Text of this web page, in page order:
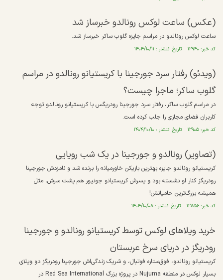
(عکس) ساعت لوکس رونالدو خبرساز شد
ساعت لوکس رونالدو در مراسم جایزه گلوب ساکر خبرساز شد.
کد خبر: ۱۲۹۴۰ تاریخ انتشار : ۱۴۰۴/۱۰/۱۱
(ویدئو) رفتار سرد جورجینا با کریستیانو رونالدو در مراسم
گلوب ساکر؛ ماجرا چیست؟
در مراسم گلوب ساکر، رفتار سرد جورجینا رودریگس با کریستیانو رونالدو توجه
کاربران فضای مجازی را جلب کرده است.
کد خبر: ۱۲۹۰۵ تاریخ انتشار : ۱۴۰۴/۱۰/۱۰
(تصاویر) رونالدو و جورجینا در یک شب رویایی
کریستیانو رونالدو جایزه بهترین بازیکن خاورمیانه را برنده شد و نامزدش جورجینا
رودریگز کنار او نشسته بود و پسرش کریستیانو جونیور هم پشت سرش، مثل
همیشه بزرگ‌ترین حامیانش!
کد خبر: ۱۲۸۵۶ تاریخ انتشار : ۱۴۰۴/۱۰/۰۸
خرید ویلا‌های لوکس توسط کریستیانو رونالدو و جورجینا
رودریگز در دریای سرخ عربستان
کریستیانو رونالدو، فوق‌ستاره فوتبال، و شریک زندگی‌اش جورجینا رودریگز دو ویلای
بسیار لوکس در منطقه Nujuma در پروژه بزرگ Red Sea International در